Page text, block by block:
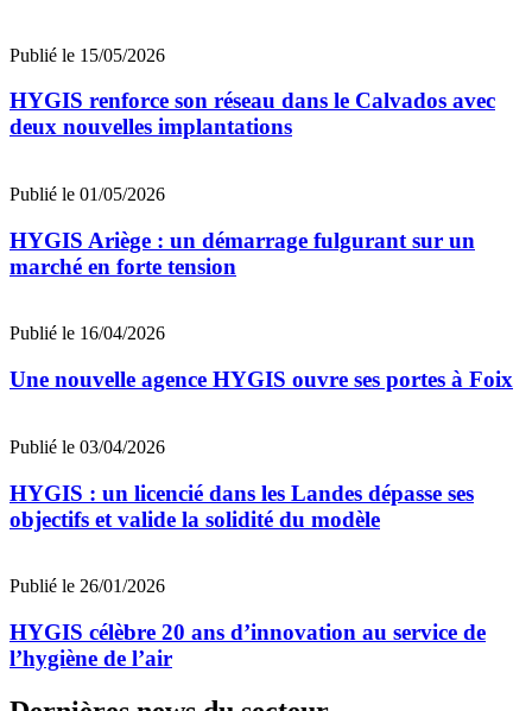
Publié le 15/05/2026
HYGIS renforce son réseau dans le Calvados avec
deux nouvelles implantations
Publié le 01/05/2026
HYGIS Ariège : un démarrage fulgurant sur un
marché en forte tension
Publié le 16/04/2026
Une nouvelle agence HYGIS ouvre ses portes à Foix
Publié le 03/04/2026
HYGIS : un licencié dans les Landes dépasse ses
objectifs et valide la solidité du modèle
Publié le 26/01/2026
HYGIS célèbre 20 ans d’innovation au service de
l’hygiène de l’air